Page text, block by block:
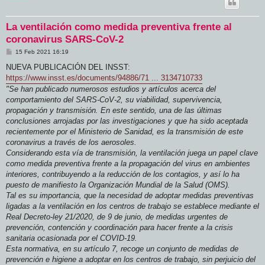
La ventilación como medida preventiva frente al
coronavirus SARS-CoV-2
M
n
a
j
e
15 Feb 2021 16:19
NUEVA PUBLICACIÓN DEL INSST:
https://www.insst.es/documents/94886/71 ... 3134710733
"Se han publicado numerosos estudios y artículos acerca del
comportamiento del SARS-CoV-2, su viabilidad, supervivencia,
propagación y transmisión. En este sentido, una de las últimas
conclusiones arrojadas por las investigaciones y que ha sido aceptada
recientemente por el Ministerio de Sanidad, es la transmisión de este
coronavirus a través de los aerosoles.
Considerando esta vía de transmisión, la ventilación juega un papel clave
como medida preventiva frente a la propagación del virus en ambientes
interiores, contribuyendo a la reducción de los contagios, y así lo ha
puesto de manifiesto la Organización Mundial de la Salud (OMS).
Tal es su importancia, que la necesidad de adoptar medidas preventivas
ligadas a la ventilación en los centros de trabajo se establece mediante el
Real Decreto-ley 21/2020, de 9 de junio, de medidas urgentes de
prevención, contención y coordinación para hacer frente a la crisis
sanitaria ocasionada por el COVID-19.
Esta normativa, en su artículo 7, recoge un conjunto de medidas de
prevención e higiene a adoptar en los centros de trabajo, sin perjuicio del